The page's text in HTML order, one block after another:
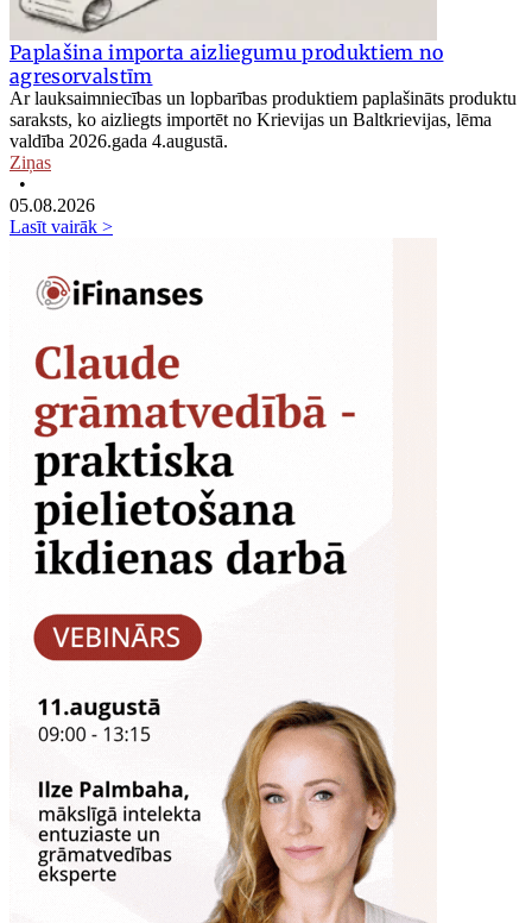
Paplašina importa aizliegumu produktiem no
agresorvalstīm
Ar lauksaimniecības un lopbarības produktiem paplašināts produktu
saraksts, ko aizliegts importēt no Krievijas un Baltkrievijas, lēma
valdība 2026.gada 4.augustā.
Ziņas
•
05.08.2026
Lasīt vairāk >